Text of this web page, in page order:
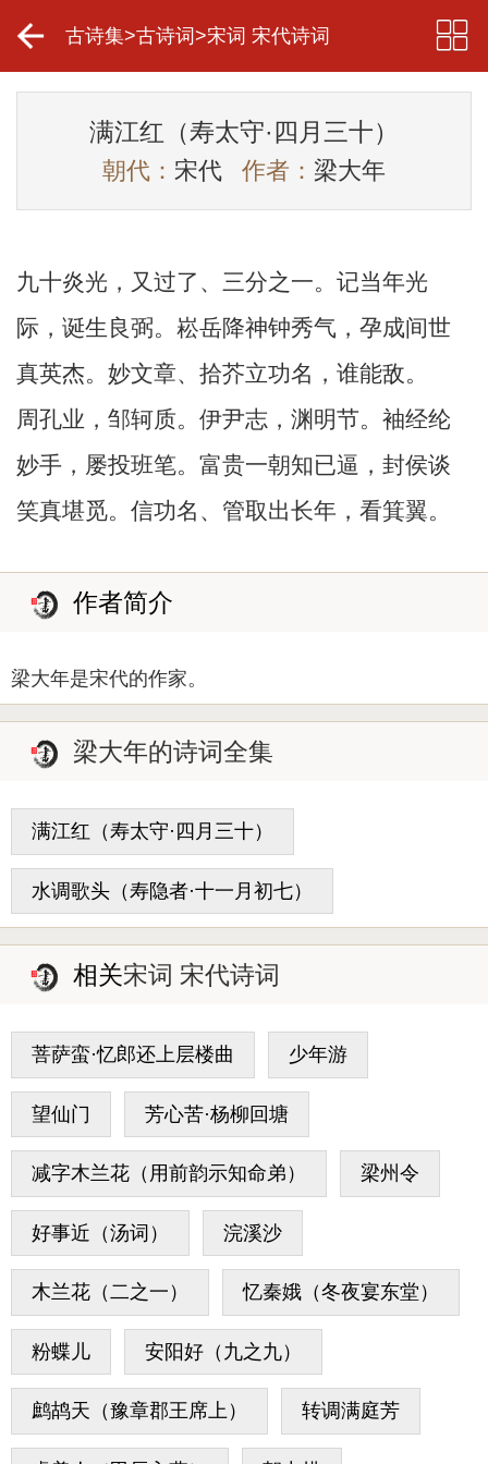
古诗集>古诗词 >宋词 宋代诗词
满江红（寿太守·四月三十）
朝代： 宋代 作者： 梁大年
九十炎光，又过了、三分之一。记当年光
际，诞生良弼。崧岳降神钟秀气，孕成间世
真英杰。妙文章、拾芥立功名，谁能敌。
周孔业，邹轲质。伊尹志，渊明节。袖经纶
妙手，屡投班笔。富贵一朝知已逼，封侯谈
笑真堪觅。信功名、管取出长年，看箕翼。
作者简介
梁大年是宋代的作家。
梁大年的诗词全集
满江红（寿太守·四月三十）
水调歌头（寿隐者·十一月初七）
相关宋词 宋代诗词
菩萨蛮·忆郎还上层楼曲 少年游
望仙门 芳心苦·杨柳回塘
减字木兰花（用前韵示知命弟） 梁州令
好事近（汤词） 浣溪沙
木兰花（二之一） 忆秦娥（冬夜宴东堂）
粉蝶儿 安阳好（九之九）
鹧鸪天（豫章郡王席上） 转调满庭芳